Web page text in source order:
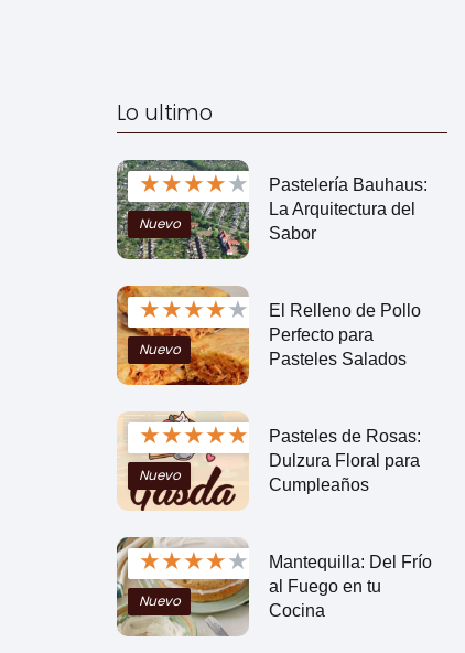
Lo ultimo
★★★★★
Nuevo
Pastelería Bauhaus:
La Arquitectura del
Sabor
★★★★★
Nuevo
El Relleno de Pollo
Perfecto para
Pasteles Salados
★★★★★
Nuevo
Pasteles de Rosas:
Dulzura Floral para
Cumpleaños
★★★★★
Nuevo
Mantequilla: Del Frío
al Fuego en tu
Cocina